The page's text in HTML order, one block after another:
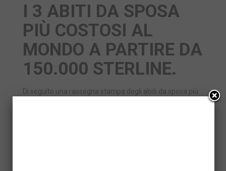
I 3 ABITI DA SPOSA
PIÙ COSTOSI AL
MONDO A PARTIRE DA
150.000 STERLINE.
Di seguito una rassegna stampa degli abiti da sposa più